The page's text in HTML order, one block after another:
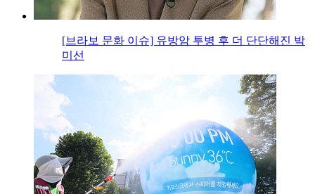
[브라보 문화 이슈] 유방암 투병 후 더 단단해진 박
미선